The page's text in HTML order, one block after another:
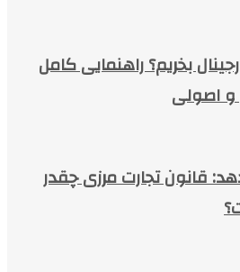
بخریم؟ راهنمایی کامل
و اصولی
قانون تجارت مرزی چقدر